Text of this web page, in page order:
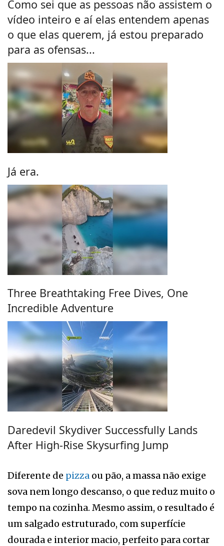
Como sei que as pessoas não assistem o
vídeo inteiro e aí elas entendem apenas
o que elas querem, já estou preparado
para as ofensas...
Já era.
Three Breathtaking Free Dives, One
Incredible Adventure
Daredevil Skydiver Successfully Lands
After High-Rise Skysurfing Jump
Diferente de pizza ou pão, a massa não exige
sova nem longo descanso, o que reduz muito o
tempo na cozinha. Mesmo assim, o resultado é
um salgado estruturado, com superfície
dourada e interior macio, perfeito para cortar